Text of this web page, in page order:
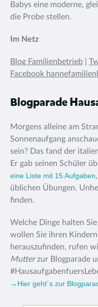
Babys eine moderne,
die Probe stellen.
Im Netz
Blog Familienbetrieb
Facebook
Blogparade
Morgens alleine am
Sonnenaufgang
sein? Das fand der
Er gab seinen Schüler
eine Liste mit 15 Aufgaben
üblichen Übungen.
finden.
Welche Dinge halten
wollen Sie ihren
herauszufinden, rufen
Mutterzur Blogparade
→Hier geht´s zur